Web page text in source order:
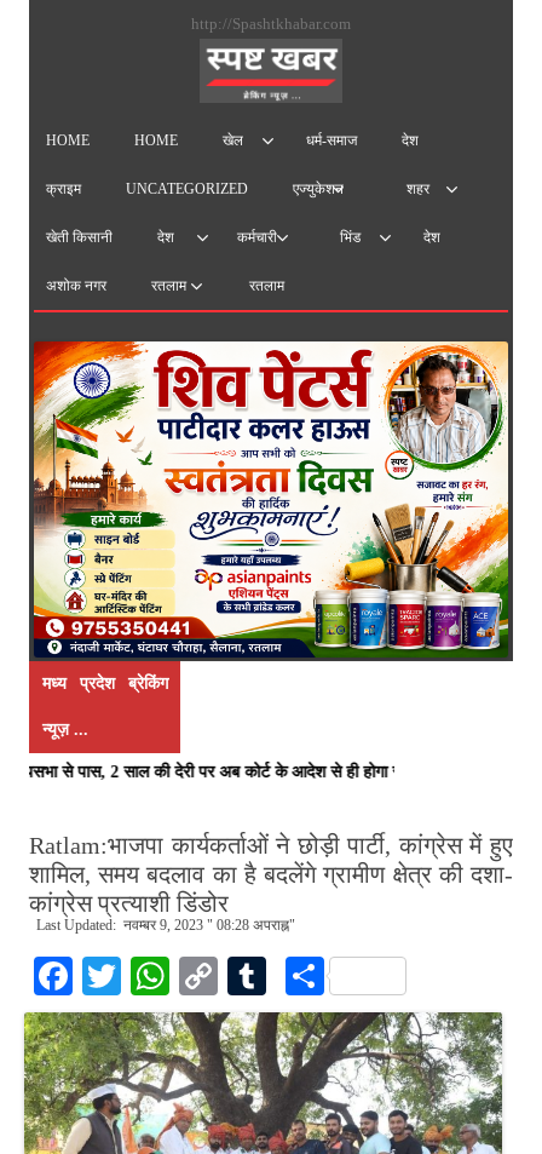
http://Spashtkhabar.com
HOME HOME खेल धर्म-समाज देश
क्राइम UNCATEGORIZED एज्युकेशन शहर
खेती किसानी देश कर्मचारी भिंड देश
अशोक नगर रतलाम रतलाम
मध्य प्रदेश ब्रेकिंग
न्यूज़ ...
से पास, 2 साल की देरी पर अब कोर्ट के आदेश से ही होगा रजिस्ट्रेशन chief editor
Ratlam:भाजपा कार्यकर्ताओं ने छोड़ी पार्टी, कांग्रेस में हुए
शामिल, समय बदलाव का है बदलेंगे ग्रामीण क्षेत्र की दशा-
कांग्रेस प्रत्याशी डिंडोर
Last Updated: नवम्बर 9, 2023 " 08:28 अपराह्न"
Fa
ce
bo
ok
T
wi
tte
r
W
ha
ts
A
pp
C
op
y
Li
nk
u
m
bl
r
S
ha
re